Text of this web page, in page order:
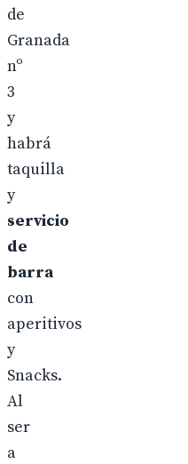
de
Granada
nº
3
y
habrá
taquilla
y
servicio
de
barra
con
aperitivos
y
Snacks.
Al
ser
a